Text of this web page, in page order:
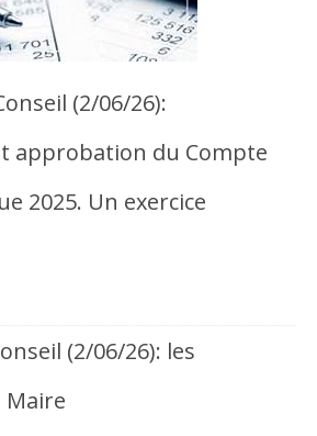
(2/06/26):
approbation du Compte
2025. Un exercice
(2/06/26): les
Maire